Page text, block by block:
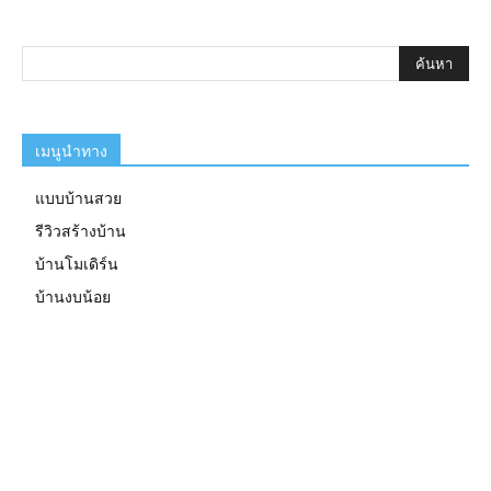
เมนูนำทาง
แบบบ้านสวย
รีวิวสร้างบ้าน
บ้านโมเดิร์น
บ้านงบน้อย